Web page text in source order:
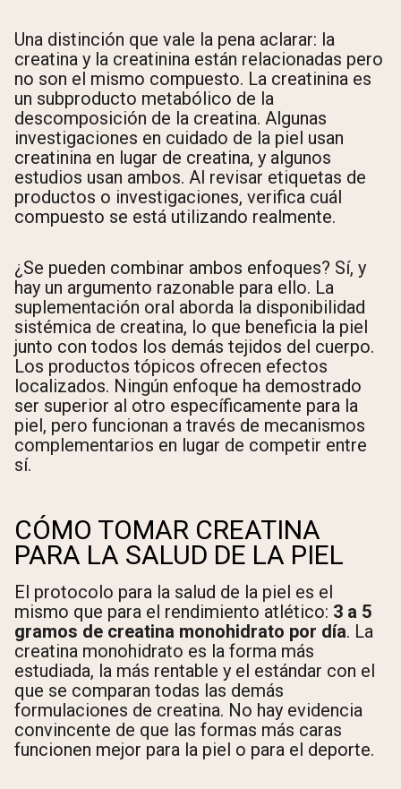
Una distinción que vale la pena aclarar: la
creatina y la creatinina están relacionadas pero
no son el mismo compuesto. La creatinina es
un subproducto metabólico de la
descomposición de la creatina. Algunas
investigaciones en cuidado de la piel usan
creatinina en lugar de creatina, y algunos
estudios usan ambos. Al revisar etiquetas de
productos o investigaciones, verifica cuál
compuesto se está utilizando realmente.
¿Se pueden combinar ambos enfoques? Sí, y
hay un argumento razonable para ello. La
suplementación oral aborda la disponibilidad
sistémica de creatina, lo que beneficia la piel
junto con todos los demás tejidos del cuerpo.
Los productos tópicos ofrecen efectos
localizados. Ningún enfoque ha demostrado
ser superior al otro específicamente para la
piel, pero funcionan a través de mecanismos
complementarios en lugar de competir entre
sí.
CÓMO TOMAR CREATINA
PARA LA SALUD DE LA PIEL
El protocolo para la salud de la piel es el
mismo que para el rendimiento atlético: 3 a 5
gramos de creatina monohidrato por día. La
creatina monohidrato es la forma más
estudiada, la más rentable y el estándar con el
que se comparan todas las demás
formulaciones de creatina. No hay evidencia
convincente de que las formas más caras
funcionen mejor para la piel o para el deporte.